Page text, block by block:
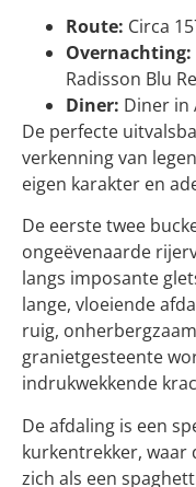
Route: Circa
Overnachting:
Radisson Blu
Diner: Diner in
De perfecte
verkenning van
eigen karakter en
De eerste twee
ongeëvenaarde
langs imposante
lange, vloeiende
ruig,
granietgesteente
indrukwekkende
De afdaling is een
kurkentrekker, waar
zich als een